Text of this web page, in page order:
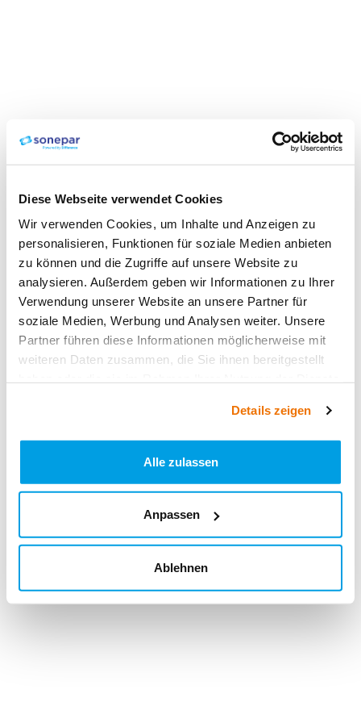
Diese Webseite verwendet Cookies
Wir verwenden Cookies, um Inhalte und Anzeigen zu
personalisieren, Funktionen für soziale Medien anbieten
zu können und die Zugriffe auf unsere Website zu
analysieren. Außerdem geben wir Informationen zu Ihrer
Verwendung unserer Website an unsere Partner für
soziale Medien, Werbung und Analysen weiter. Unsere
Partner führen diese Informationen möglicherweise mit
weiteren Daten zusammen, die Sie ihnen bereitgestellt
Details zeigen
Alle zulassen
Anpassen
Ablehnen